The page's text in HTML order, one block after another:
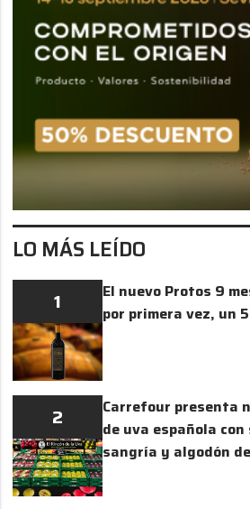
LO MÁS LEÍDO
1
El nuevo Protos 9
por primera vez, un
2
Carrefour presenta
de uva española
sangría y algodón